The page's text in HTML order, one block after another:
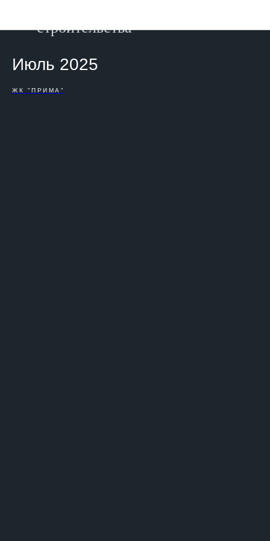
строительства
Июль 2025
ЖК "ПРИМА"